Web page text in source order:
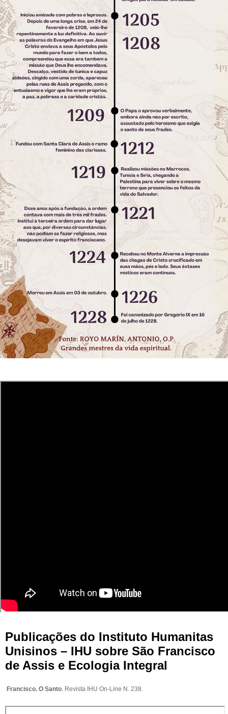
Publicações do Instituto Humanitas
Unisinos – IHU sobre São Francisco
de Assis e Ecologia Integral
Francisco. O Santo. Revista IHU On-Line N. 238.